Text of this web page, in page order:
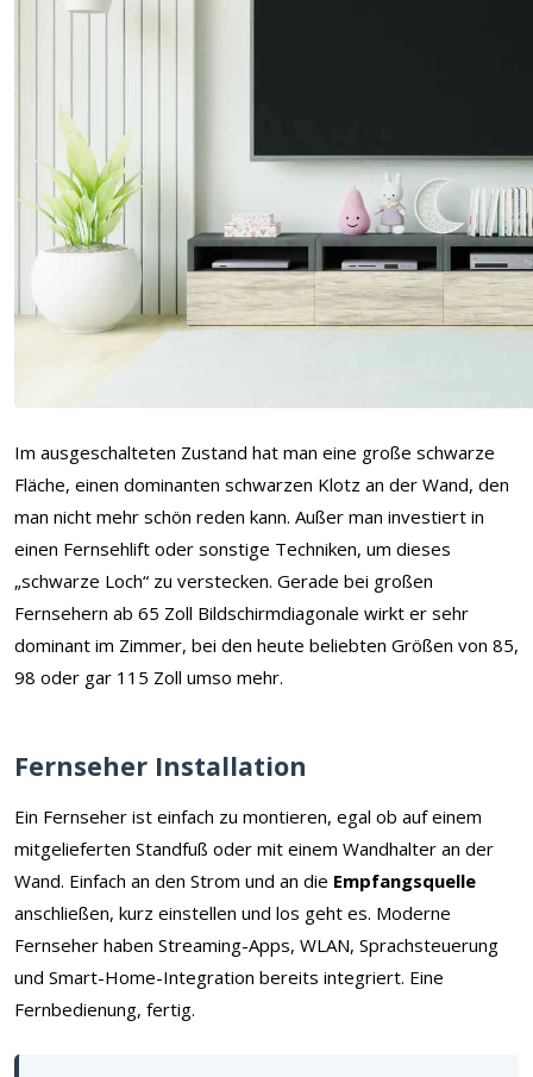
Im ausgeschalteten Zustand hat man eine große schwarze
Fläche, einen dominanten schwarzen Klotz an der Wand, den
man nicht mehr schön reden kann. Außer man investiert in
einen Fernsehlift oder sonstige Techniken, um dieses
„schwarze Loch“ zu verstecken. Gerade bei großen
Fernsehern ab 65 Zoll Bildschirmdiagonale wirkt er sehr
dominant im Zimmer, bei den heute beliebten Größen von 85,
98 oder gar 115 Zoll umso mehr.
Fernseher Installation
Ein Fernseher ist einfach zu montieren, egal ob auf einem
mitgelieferten Standfuß oder mit einem Wandhalter an der
Wand. Einfach an den Strom und an die Empfangsquelle
anschließen, kurz einstellen und los geht es. Moderne
Fernseher haben Streaming-Apps, WLAN, Sprachsteuerung
und Smart-Home-Integration bereits integriert. Eine
Fernbedienung, fertig.